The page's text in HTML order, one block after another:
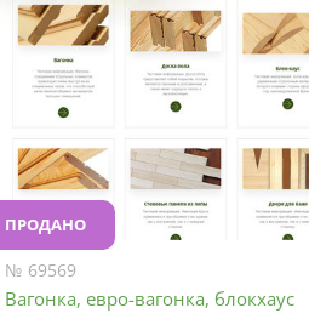
ПРОДАНО
№ 69569
Вагонка, евро-вагонка, блокхаус